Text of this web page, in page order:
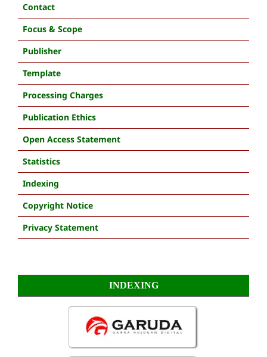
Contact
Focus & Scope
Publisher
Template
Processing Charges
Publication Ethics
Open Access Statement
Statistics
Indexing
Copyright Notice
Privacy Statement
INDEXING